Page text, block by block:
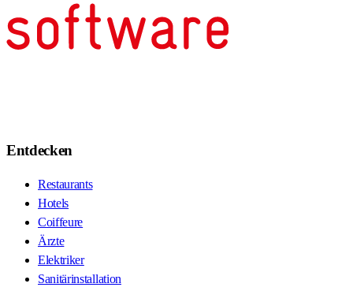
Entdecken
Restaurants
Hotels
Coiffeure
Ärzte
Elektriker
Sanitärinstallation